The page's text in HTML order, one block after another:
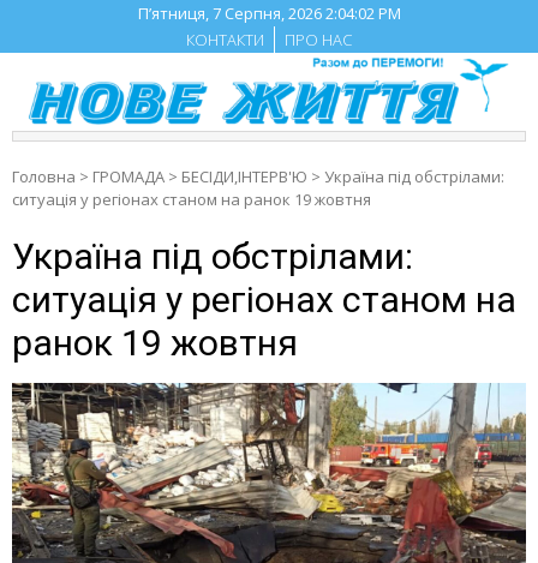
content
П’ятниця, 7 Серпня, 20262:04:03 PM
КОНТАКТИ
ПРО НАС
Головна > ГРОМАДА > БЕСIДИ,ІНТЕРВ'Ю > Україна під обстрілами:
ситуація у регіонах станом на ранок 19 жовтня
Україна під обстрілами:
ситуація у регіонах станом на
ранок 19 жовтня